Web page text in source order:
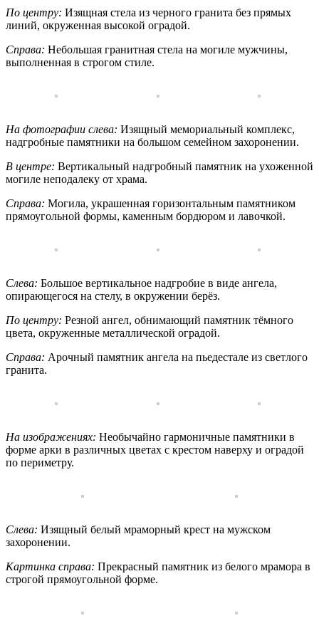
По центру: Изящная стела из черного гранита без прямых
линий, окруженная высокой оградой.
Справа: Небольшая гранитная стела на могиле мужчины,
выполненная в строгом стиле.
На фотографии слева: Изящный мемориальный комплекс,
надгробные памятники на большом семейном захоронении.
В центре: Вертикальный надгробный памятник на ухоженной
могиле неподалеку от храма.
Справа: Могила, украшенная горизонтальным памятником
прямоугольной формы, каменным бордюром и лавочкой.
Слева: Большое вертикальное надгробие в виде ангела,
опирающегося на стелу, в окружении берёз.
По центру: Резной ангел, обнимающий памятник тёмного
цвета, окруженные металлической оградой.
Справа: Арочный памятник ангела на пьедестале из светлого
гранита.
На изображениях: Необычайно гармоничные памятники в
форме арки в различных цветах с крестом наверху и оградой
по периметру.
Слева: Изящный белый мраморный крест на мужском
захоронении.
Картинка справа: Прекрасный памятник из белого мрамора в
строгой прямоугольной форме.